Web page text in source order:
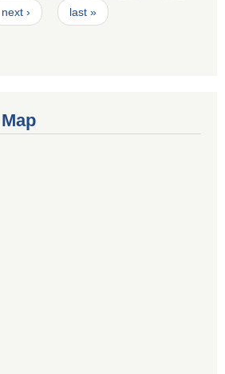
next › last »
Map